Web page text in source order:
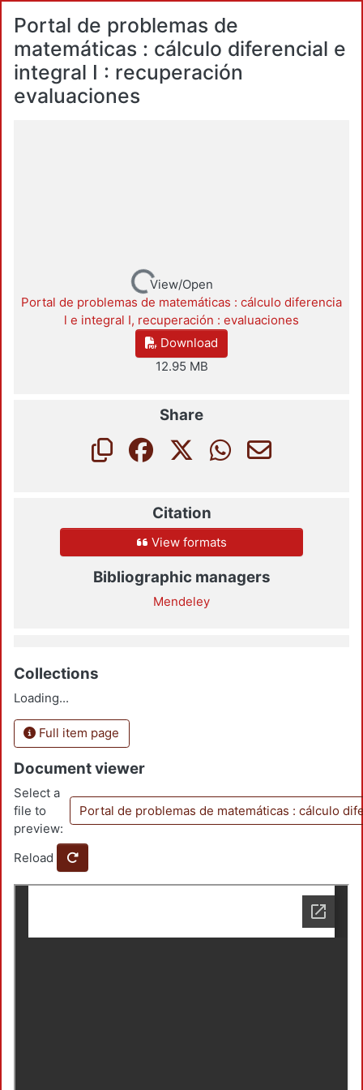
Portal de problemas de
matemáticas : cálculo diferencial e
integral I : recuperación
evaluaciones
Loading...View/Open
Portal de problemas de matemáticas : cálculo diferencia
l e integral I, recuperación : evaluaciones
Download
12.95 MB
Share
Citation
View formats
Bibliographic managers
Mendeley
Collections
Loading...
Full item page
Document viewer
Select a
file to
preview:
Portal de problemas de matemáticas : cálculo
Reload